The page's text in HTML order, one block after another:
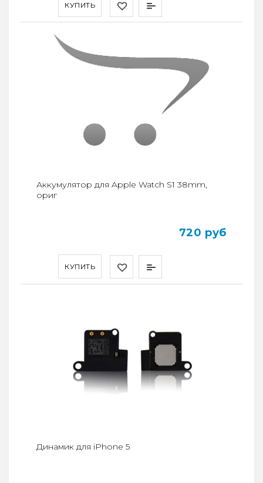
КУПИТЬ
КУПИТЬ
Аккумулятор для Apple Watch S1 38mm,
ориг
720 руб
Динамик для iPhone 5